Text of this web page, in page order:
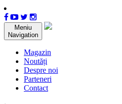
Meniu
Navigation
Magazin
Noutăți
Despre noi
Parteneri
Contact